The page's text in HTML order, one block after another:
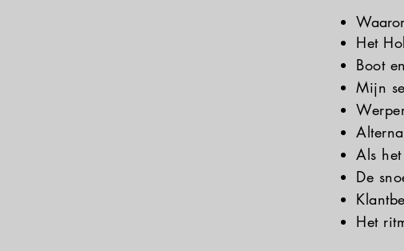
Het
Boot
Mijn
Als
De
Het